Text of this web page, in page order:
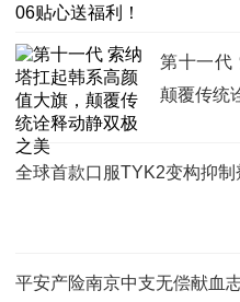
第十一代
颠覆传统
全球首款口服TYK2变构抑
平安产险南京中支无偿献血